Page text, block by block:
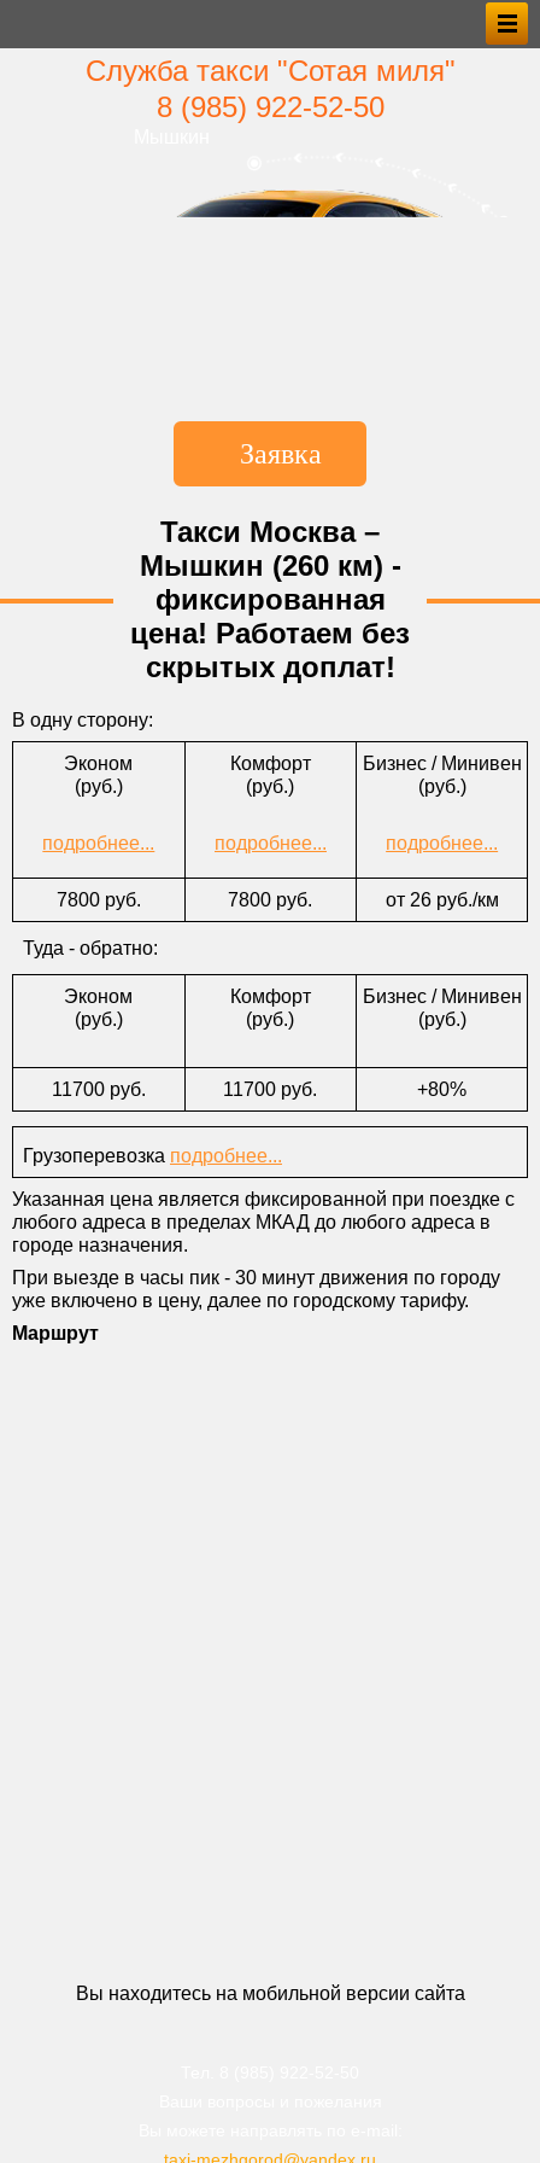
Служба такси "Сотая миля"
8 (985) 922‑52‑50
Заявка
*Откуда
*Куда
*Тел.
E-mail
*Форма оплаты
Комментарии
Такси Москва –
Мышкин (260 км) -
фиксированная
цена! Работаем без
скрытых доплат!
В одну сторону:
Эконом
(руб.)
подробнее...
7800 руб.
Туда - обратно:
Эконом
(руб.)
11700 руб.
Комфорт
(руб.)
подробнее...
7800 руб.
Комфорт
(руб.)
11700 руб.
Бизнес / Минивен
(руб.)
подробнее...
от 26 руб./км
Бизнес / Минивен
(руб.)
+80%
Грузоперевозка подробнее...
Указанная цена является фиксированной при поездке с
любого адреса в пределах МКАД до любого адреса в
городе назначения.
При выезде в часы пик - 30 минут движения по городу
уже включено в цену, далее по городскому тарифу.
Маршрут
Вы находитесь на мобильной версии сайта